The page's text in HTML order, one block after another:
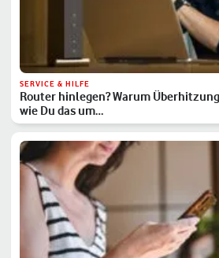
SERVICE & HILFE
Router hinlegen? Warum
wie Du das um…